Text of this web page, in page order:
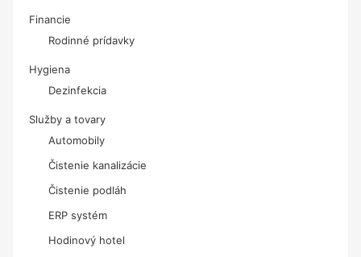
Financie
Rodinné prídavky
Hygiena
Dezinfekcia
Služby a tovary
Automobily
Čistenie kanalizácie
Čistenie podláh
ERP systém
Hodinový hotel